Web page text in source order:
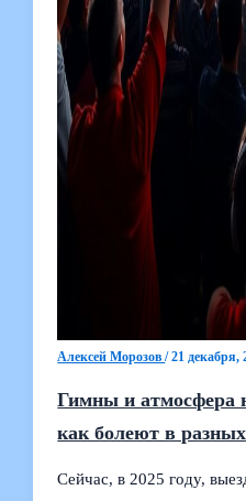
Алексей Морозов/21 декабря,
Гимны и атмосфера
как болеют в
Сейчас, в 2025 году,